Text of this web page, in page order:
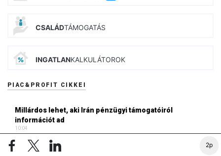
2p
CSALÁDTÁMOGATÁS
INGATLANKALKULÁTOROK
PIAC&PROFIT CIKKEI
Millárdos lehet, aki Irán pénzügyi támogatóiról
információt ad
10:04
Bekeményít az USA az oroszokkal szemben, ami